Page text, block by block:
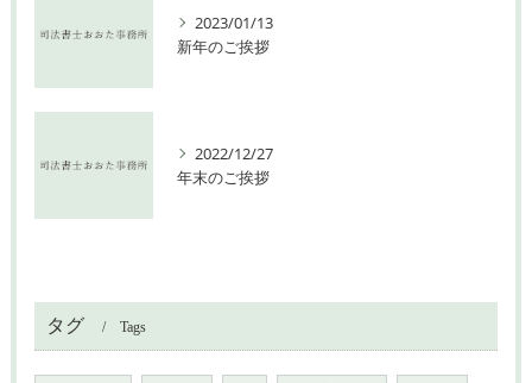
2023/01/13
新年のご挨拶
2022/12/27
年末のご挨拶
タグ Tags